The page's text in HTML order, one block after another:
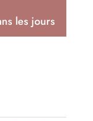
les jours